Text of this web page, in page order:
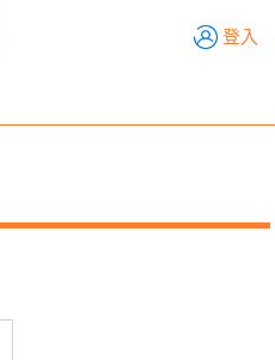
登入
輔銷工具 活動專區